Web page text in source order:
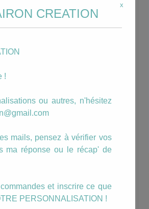
panier
contacter.
CREATION
!
ou autres, n'hésitez
mails, pensez à vérifier vos
ma réponse ou le récap' de
et inscrire ce que
PERSONNALISATION !
x